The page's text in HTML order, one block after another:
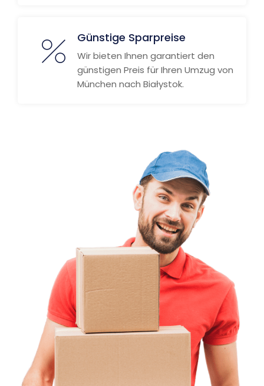
Günstige Sparpreise
Wir bieten Ihnen garantiert den
günstigen Preis für Ihren Umzug von
München nach Białystok.